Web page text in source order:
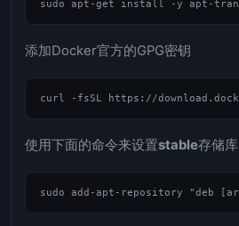
添加Docker官方的GPG密钥
使用下面的命令来设置stable存储库